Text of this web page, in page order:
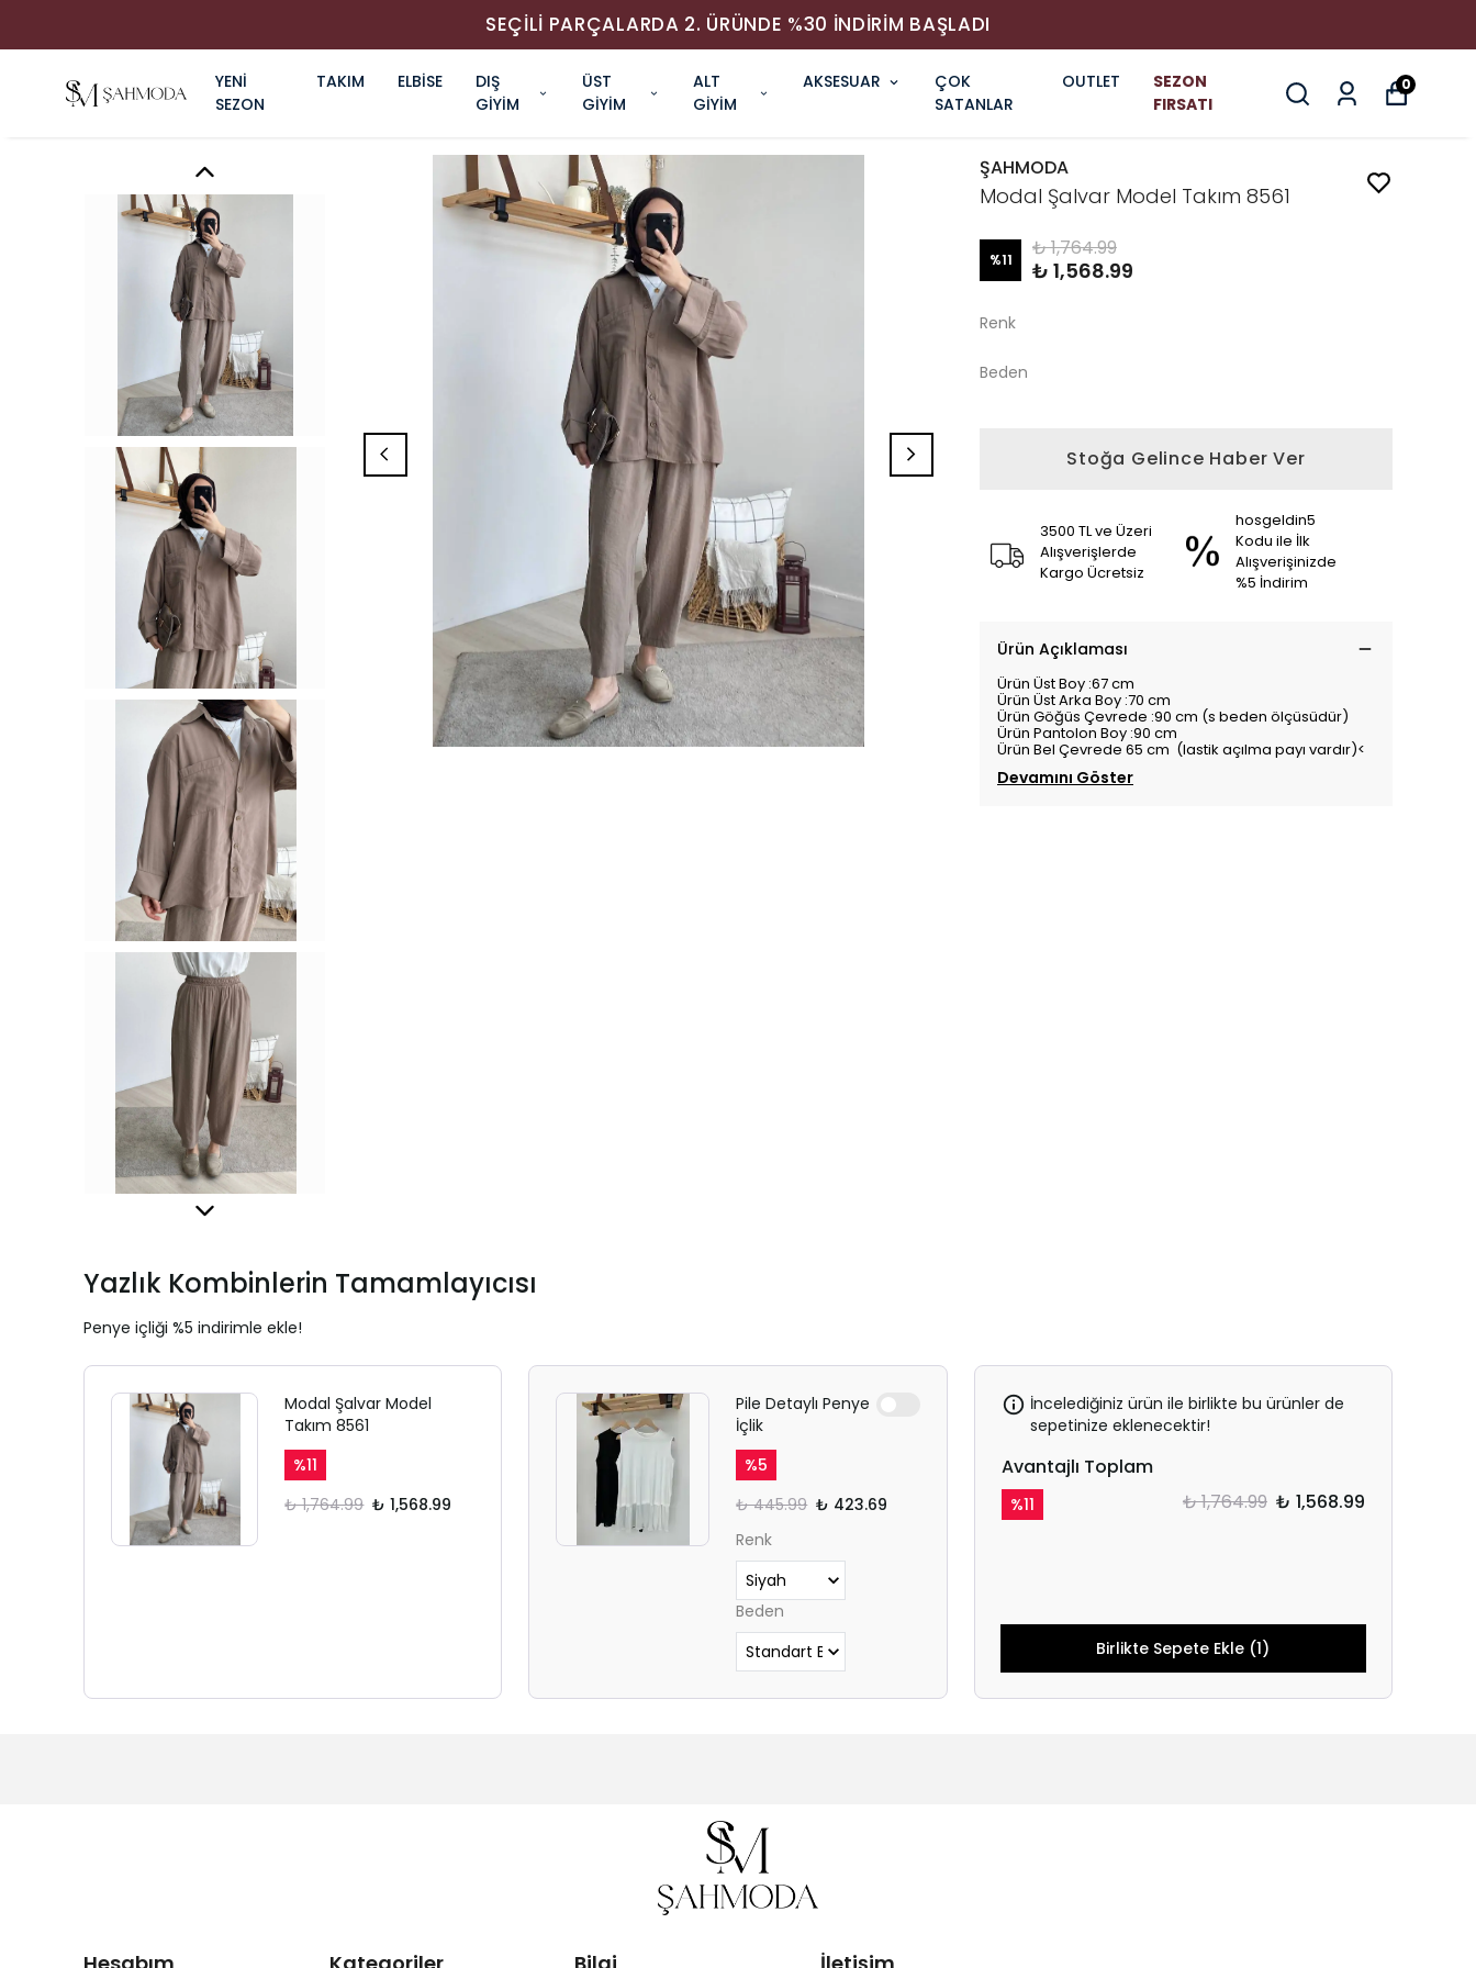
SEÇİLİ PARÇALARDA 2. ÜRÜNDE %30 İNDİRİM BAŞLADI
YENİ
SEZON
TAKIM ELBİSE
DIŞ
GİYİM
ÜST
GİYİM
ALT
GİYİM
AKSESUAR
ÇOK
SATANLAR
OUTLET
SEZON
FIRSATI
0
ŞAHMODA
Modal Şalvar Model Takım 8561
%11 ₺ 1,764.99
₺ 1,568.99
Renk
Beden
Stoğa Gelince Haber Ver
3500 TL ve Üzeri
Alışverişlerde
Kargo Ücretsiz
hosgeldin5
Kodu ile İlk
Alışverişinizde
%5 İndirim
Ürün Açıklaması
Ürün Üst Boy :67 cm
Ürün Üst Arka Boy :70 cm
Ürün Göğüs Çevrede :90 cm (s beden ölçüsüdür)
Ürün Pantolon Boy :90 cm
Ürün Bel Çevrede 65 cm (lastik açılma payı vardır)<
Devamını Göster
Yazlık Kombinlerin Tamamlayıcısı
Penye içliği %5 indirimle ekle!
Modal Şalvar Model
Takım 8561
%11
₺ 1,764.99 ₺ 1,568.99
Pile Detaylı Penye
İçlik
%5
₺ 445.99 ₺ 423.69
Renk
Beden
İncelediğiniz ürün ile birlikte bu ürünler de
sepetinize eklenecektir!
Avantajlı Toplam
%11 ₺ 1,764.99 ₺ 1,568.99
Birlikte Sepete Ekle (1)